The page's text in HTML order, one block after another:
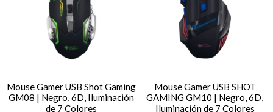
Mouse Gamer USB Shot Gaming
GM08 | Negro, 6D, Iluminación
de 7 Colores
Mouse Gamer USB SHOT
GAMING GM10 | Negro, 6D,
Iluminación de 7 Colores